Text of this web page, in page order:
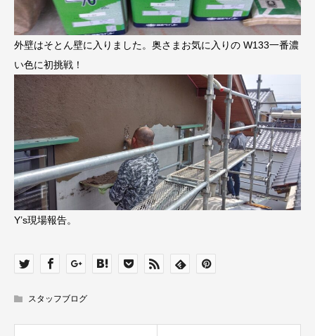
外壁はそとん壁に入りました。奥さまお気に入りの W133一番濃
い色に初挑戦！
Y’s現場報告。
スタッフブログ